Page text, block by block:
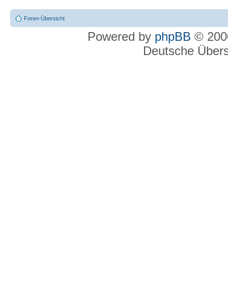
Foren-Übersicht
Powered by phpBB ©
Deutsche